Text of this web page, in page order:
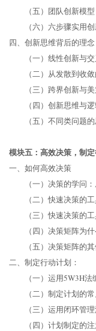
（五）团队创新模型
（六）六步骤实用
四、创新思维背后的理念
（一）线性创新与
（二）从发散到收
（三）跨界创新与
（四）创新思维与
（五）不同类问题
模块五：高效决策，制
一、如何高效决策
（一）决策的学问
（二）快速决策的
（三）快速决策的
（四）决策矩阵为
（五）决策矩阵的
二、制定行动计划：
（一）运用5W3H
（二）制定计划的
（三）运用闭环管
（四）计划制定的